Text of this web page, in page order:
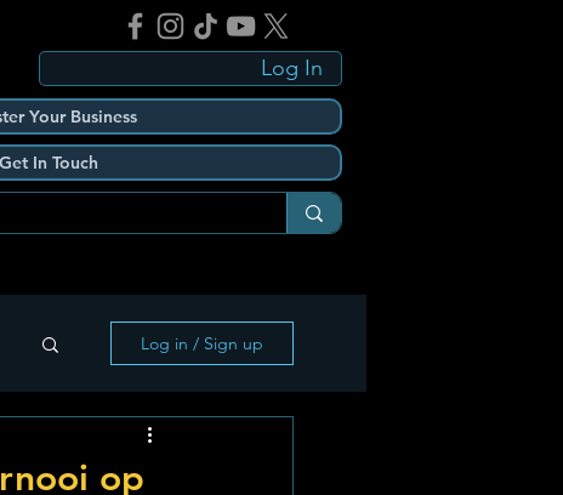
Log In
Your Business
Get In Touch
Log in / Sign up
op